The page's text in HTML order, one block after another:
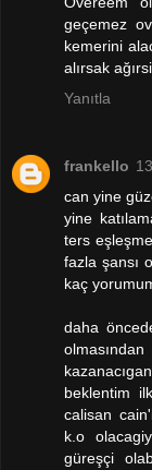
geçemez
kemerini
alırsak
Yanıtla
frankello
can yine
yine
ters
fazla şansı
kaç
daha
beklentim
calisan
k.o
güreşçi